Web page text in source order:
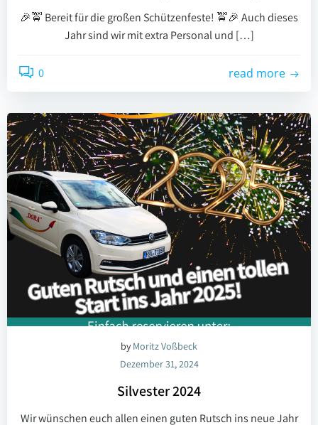
🎉🚖 Bereit für die großen Schützenfeste! 🚖🎉 Auch dieses
Jahr sind wir mit extra Personal und […]
0 read more
by Moritz Voßbeck
Dezember 31, 2024
Silvester 2024
Wir wünschen euch allen einen guten Rutsch ins neue Jahr